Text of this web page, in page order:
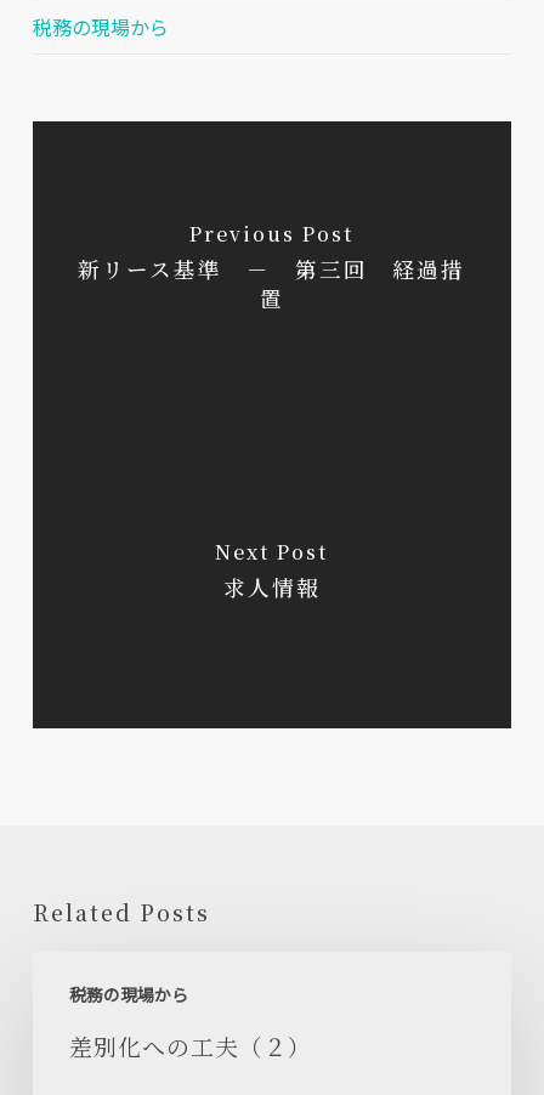
税務の現場から
Previous Post
新リース基準 － 第三回 経過措
置
Next Post
求人情報
Related Posts
税務の現場から
差別化への工夫（２）